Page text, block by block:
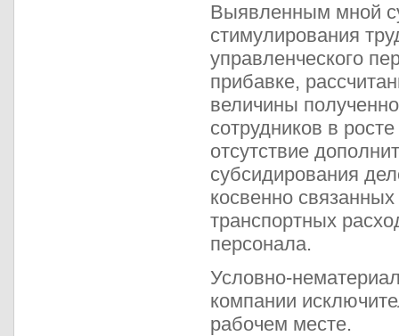
Выявленным мной
стимулирования
управленческого
прибавке,
величины
сотрудников в
отсутствие
субсидирования
косвенно
транспортных
персонала.
Условно-
компании
рабочем месте.